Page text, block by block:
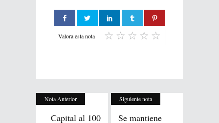
Valora esta nota
Nota Anterior
Capital al 100
Siguiente nota
Se mantiene